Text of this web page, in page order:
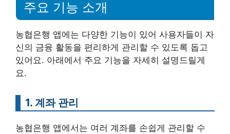
주요 기능 소개
농협은행 앱에는 다양한 기능이 있어 사용자들이 자
신의 금융 활동을 편리하게 관리할 수 있도록 돕고
있어요. 아래에서 주요 기능을 자세히 설명드릴게
요.
1. 계좌 관리
농협은행 앱에서는 여러 계좌를 손쉽게 관리할 수